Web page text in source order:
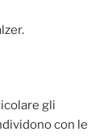
gli
con le